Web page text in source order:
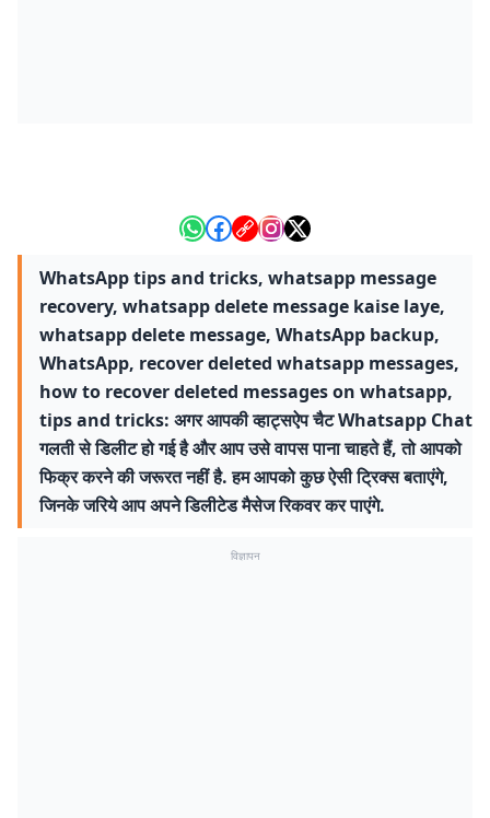
WhatsApp tips and tricks, whatsapp message
recovery, whatsapp delete message kaise laye,
whatsapp delete message, WhatsApp backup,
WhatsApp, recover deleted whatsapp messages,
how to recover deleted messages on whatsapp,
tips and tricks: अगर आपकी व्हाट्सऐप चैट Whatsapp Chat
गलती से डिलीट हो गई है और आप उसे वापस पाना चाहते हैं, तो आपको
फिक्र करने की जरूरत नहीं है. हम आपको कुछ ऐसी ट्रिक्स बताएंगे,
जिनके जरिये आप अपने डिलीटेड मैसेज रिकवर कर पाएंगे.
विज्ञापन